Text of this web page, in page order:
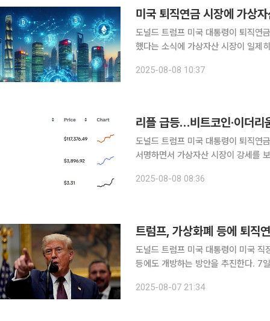
미국 퇴직연금 시장에 가상
도널드 트럼프 미국 대통령이 퇴직연
했다는 소식에 가상자산 시장이 일제히 상승했다. 8일 코인데스크 등 현
산, 사모펀드, 부동산 등 대체 자산 투
2025-08-08 10:37
리플 급등…비트코인·이더리
도널드 트럼프 미국 대통령이 퇴직연
서명하면서 가상자산 시장이 강세를 보이고 있다. 8일 오전 8시 30분(한국
했고 이더리움은 3896.92달러로
2025-08-08 08:36
트럼프, 가상화폐 등에 퇴직
도널드 트럼프 미국 대통령이 미국 직
등에도 개방하는 방안을 추진한다. 7일(현지시간) 블룸버그 통신은 트럼프 대통령이 이 같은 내용의
닌 디지털자산과 사모펀드 등 대안 투
2025-08-07 21:34